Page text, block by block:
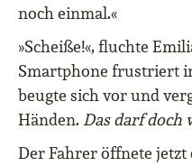
noch einmal.«
»Scheiße!«, fluchte
Smartphone frustriert
beugte sich vor und
Händen. Das darf doch
Der Fahrer öffnete